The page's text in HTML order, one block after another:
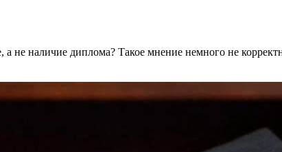
а не наличие диплома? Такое мнение немного не